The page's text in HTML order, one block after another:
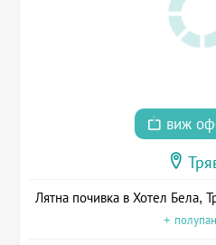
виж
Лятна почивка в Хотел Бела,
+